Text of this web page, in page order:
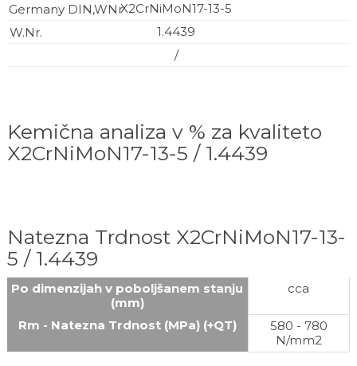
X2CrNiMoN17-13-5
1.4439
/
Kemična analiza v % za kvaliteto
X2CrNiMoN17-13-5 / 1.4439
Natezna Trdnost X2CrNiMoN17-13-
5 / 1.4439
Po dimenzijah v poboljšanem stanju
(mm)
cca
Rm - Natezna Trdnost (MPa) (+QT)
580 - 780
N/mm2